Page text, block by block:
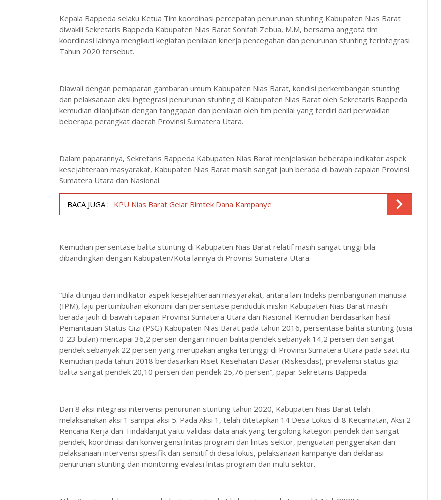
Kepala Bappeda selaku Ketua Tim koordinasi percepatan penurunan stunting Kabupaten Nias Barat
diwakili Sekretaris Bappeda Kabupaten Nias Barat Sonifati Zebua, M.M, bersama anggota tim
koordinasi lainnya mengikuti kegiatan penilaian kinerja pencegahan dan penurunan stunting terintegrasi
Tahun 2020 tersebut.
Diawali dengan pemaparan gambaran umum Kabupaten Nias Barat, kondisi perkembangan stunting
dan pelaksanaan aksi ingtegrasi penurunan stunting di Kabupaten Nias Barat oleh Sekretaris Bappeda
kemudian dilanjutkan dengan tanggapan dan penilaian oleh tim penilai yang terdiri dari perwakilan
beberapa perangkat daerah Provinsi Sumatera Utara.
Dalam paparannya, Sekretaris Bappeda Kabupaten Nias Barat menjelaskan beberapa indikator aspek
kesejahteraan masyarakat, Kabupaten Nias Barat masih sangat jauh berada di bawah capaian Provinsi
Sumatera Utara dan Nasional.
BACA JUGA : KPU Nias Barat Gelar Bimtek Dana Kampanye
Kemudian persentase balita stunting di Kabupaten Nias Barat relatif masih sangat tinggi bila
dibandingkan dengan Kabupaten/Kota lainnya di Provinsi Sumatera Utara.
“Bila ditinjau dari indikator aspek kesejahteraan masyarakat, antara lain Indeks pembangunan manusia
(IPM), laju pertumbuhan ekonomi dan persentase penduduk miskin Kabupaten Nias Barat masih
berada jauh di bawah capaian Provinsi Sumatera Utara dan Nasional. Kemudian berdasarkan hasil
Pemantauan Status Gizi (PSG) Kabupaten Nias Barat pada tahun 2016, persentase balita stunting (usia
0-23 bulan) mencapai 36,2 persen dengan rincian balita pendek sebanyak 14,2 persen dan sangat
pendek sebanyak 22 persen yang merupakan angka tertinggi di Provinsi Sumatera Utara pada saat itu.
Kemudian pada tahun 2018 berdasarkan Riset Kesehatan Dasar (Riskesdas), prevalensi status gizi
balita sangat pendek 20,10 persen dan pendek 25,76 persen”, papar Sekretaris Bappeda.
Dari 8 aksi integrasi intervensi penurunan stunting tahun 2020, Kabupaten Nias Barat telah
melaksanakan aksi 1 sampai aksi 5. Pada Aksi 1, telah ditetapkan 14 Desa Lokus di 8 Kecamatan, Aksi 2
Rencana Kerja dan Tindaklanjut yaitu validasi data anak yang tergolong kategori pendek dan sangat
pendek, koordinasi dan konvergensi lintas program dan lintas sektor, penguatan penggerakan dan
pelaksanaan intervensi spesifik dan sensitif di desa lokus, pelaksanaan kampanye dan deklarasi
penurunan stunting dan monitoring evalasi lintas program dan multi sektor.